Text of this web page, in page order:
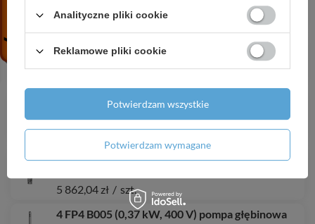
1 466,69 zł / szt.
3,5 SD 3-18 (1,5 kW, 400 V) pompa głębinowa z
kablem 20 m
4 SDM 7-12 (1,5 kW, 230 V) pompa głębinowa z
973,14 zł / szt.
6 SPINOX 36-6 (7,5 kW, 400 V) pompa głębinowa
5 862,04 zł / szt.
4 FP4 B005 (0,37 kW, 400 V) pompa głębinowa
Analityczne pliki cookie
Reklamowe pliki cookie
Potwierdzam wymagane
Potwierdzam wszystkie